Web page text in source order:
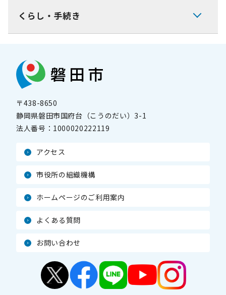
くらし・手続き
〒438-8650
静岡県磐田市国府台（こうのだい）3-1
法人番号： 1000020222119
アクセス
市役所の組織機構
ホームページのご利用案内
よくある質問
お問い合わせ